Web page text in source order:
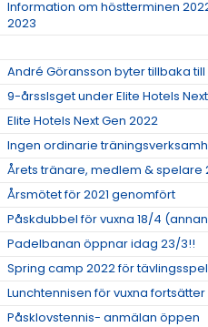
Information om höstterminen
2023
André Göransson byter tillbaka till
9-årsslsget under Elite Hotels
Elite Hotels Next Gen 2022
Ingen ordinarie
Årets tränare, medlem & spelare
Årsmötet för 2021 genomfört
Påskdubbel för vuxna 18/4
Padelbanan öppnar idag 23/3!!
Spring camp 2022 för
Lunchtennisen för vuxna fortsätter
Påsklovstennis- anmälan öppen